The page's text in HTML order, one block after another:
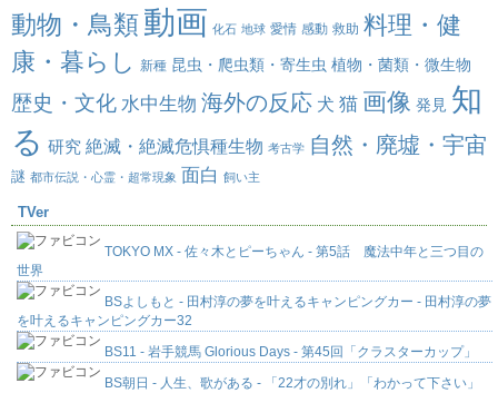
動物・鳥類動画 化石 地球 愛情 感動 救助 料理・健
康・暮らし
新種 昆虫・爬虫類・寄生虫 植物・菌類・微生物
歴史・文化 水中生物 海外の反応 犬 猫 画像 発見 知
る 研究 絶滅・絶滅危惧種生物 考古学 自然・廃墟・宇宙
謎 都市伝説・心霊・超常現象 面白 飼い主
TVer
TOKYO MX - 佐々木とピーちゃん - 第5話 魔法中年と三つ目の
世界
BSよしもと - 田村淳の夢を叶えるキャンピングカー - 田村淳の夢
を叶えるキャンピングカー32
BS11 - 岩手競馬 Glorious Days - 第45回「クラスターカップ」
BS朝日 - 人生、歌がある - 「22才の別れ」「わかって下さい」